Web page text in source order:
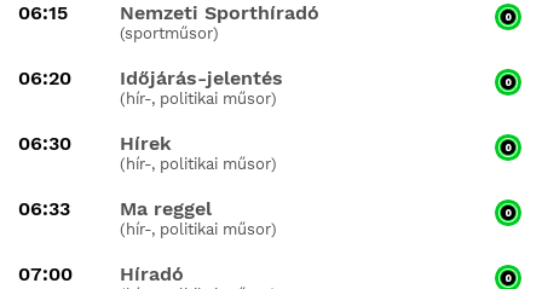
06:15 Nemzeti Sporthíradó
(sportműsor)
06:20 Időjárás-jelentés
(hír-, politikai műsor)
06:30 Hírek
(hír-, politikai műsor)
06:33 Ma reggel
(hír-, politikai műsor)
07:00 Híradó